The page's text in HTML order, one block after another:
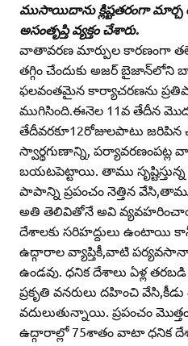
ముసాయిదాను క్లిష్టతరంగా మార్చ
అసంతృప్తి వ్యక్తం చేశారు.
వాతావరణ మార్పుల కారణంగా
తగ్గిం చేందుకు అజర్‌ బైజాన్‌లోని
ఫలవంతమైన కార్యాచరణను
ముగిసింది.ఈనెల 11వ తేదీన
తేదీవరకూ12రోజులపాటు జరిపిన
స్వార్థగుణాన్ని, పర్యావరణంపట్ల
బయటపెట్టాయి. తాము
పాపాన్ని ప్రపంచం నెత్తిన
అతి తెలివితోనే అవి
దేశాలకు సరిహద్దులు ఉంటాయి
ఉద్గారాల వ్యాప్తికీ,వాటి
ఉండవు. ధనిక దేశాలు ఏళ్ల
ప్రకృతి వనరులు దహించి
వదులుతున్నాయి. ప్రపంచం
ఉద్గారాల్లో 75శాతం వాటా ధనిక